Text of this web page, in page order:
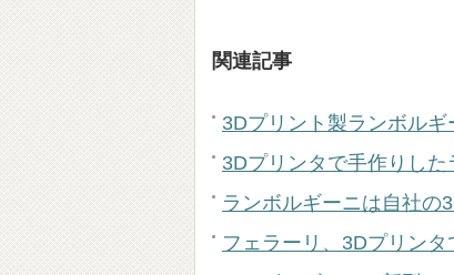
関連記事
3Dプリント製ランボル
3Dプリンタで手作りし
ランボルギーニは自社の
フェラーリ、3Dプリン